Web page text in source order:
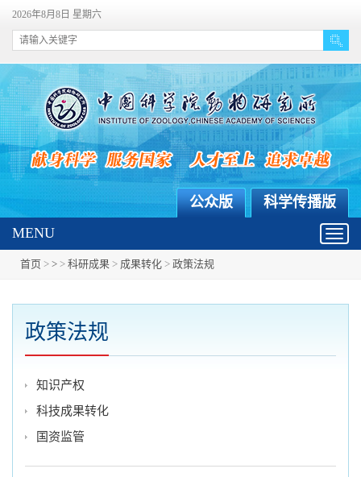
2026年8月8日 星期六
科学传播版
公众版
MENU
首页 > > > 科研成果 > 成果转化 > 政策法规
政策法规
知识产权
科技成果转化
国资监管